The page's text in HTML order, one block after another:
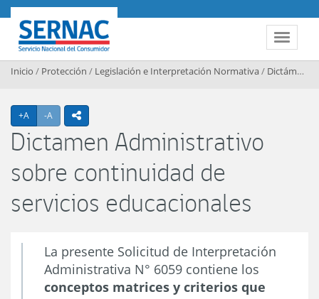
Contenido principal
Toggle
SERNAC
Inicio / Protección / Legislación e Interpretación Normativa/ Dictámenes Interpretativos
+A Agrandar texto
-A Achicar textoicono compartir
Dictamen Administrativo
sobre continuidad de
servicios educacionales
La presente Solicitud de Interpretación
Administrativa N° 6059 contiene los
conceptos matrices y criterios que